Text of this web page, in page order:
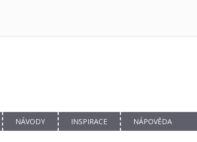
NÁVODY INSPIRACE NÁPOVĚDA